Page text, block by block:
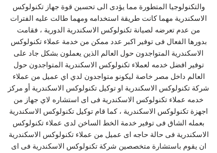
والتكنولوجيا المتطورة مما يؤدى الى تحسين قوة جهاز تكنولوكس
الاسكندرية مهما كانت طريقة استخدامه ومهما طالت عليه الفترات
من عدم تعرضه لصيانة تكنولوكس الاسكندرية الدورية ، فقامت
بدورها الفعال فى توفير اكبر عدد ممكن من خدمة عملاء تكنولوكس
الاسكندرية المتواجدون حول العالم الذين يعملون بشكل جاد على
توفير افضل خدمه لعملاء تكنولوكس الاسكندرية المتواجدون حول
العالم داخل مصر خاصة ليكونو متواجدون لدي اي عميل من عملاء
شركة تكنولوكس الاسكندرية او توكيل تكنولوكس الاسكندرية أو مركز
خدمه عملاء تكنولوكس الاسكندرية فى اى استشاره لاي جهاز من
اجهزة تكنولوكس الاسكندرية ، كما قام توكيل تكنولوكس الاسكندرية
بعمله الشاق فى توفير خدمة الخط الساخن لدى عملاء تكنولوكس
الاسكندرية فى حالة حاجه اى عميل من عملاء تكنولوكس الاسكندرية
ان يقوم باستشارة متخصصين شركة تكنولوكس الاسكندرية فى اى